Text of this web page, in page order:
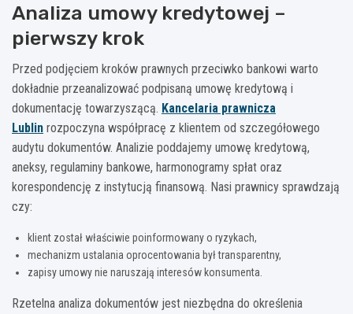
Analiza umowy kredytowej –
pierwszy krok
Przed podjęciem kroków prawnych przeciwko bankowi warto
dokładnie przeanalizować podpisaną umowę kredytową i
dokumentację towarzyszącą. Kancelaria prawnicza
Lublin rozpoczyna współpracę z klientem od szczegółowego
audytu dokumentów. Analizie poddajemy umowę kredytową,
aneksy, regulaminy bankowe, harmonogramy spłat oraz
korespondencję z instytucją finansową. Nasi prawnicy sprawdzają
czy:
klient został właściwie poinformowany o ryzykach,
mechanizm ustalania oprocentowania był transparentny,
zapisy umowy nie naruszają interesów konsumenta.
Rzetelna analiza dokumentów jest niezbędna do określenia